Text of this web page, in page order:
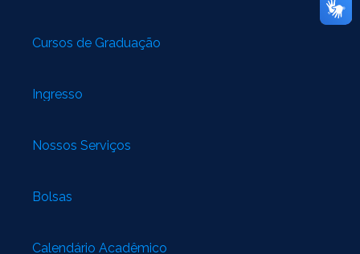
Cursos de Graduação
Ingresso
Nossos Serviços
Bolsas
Calendário Acadêmico